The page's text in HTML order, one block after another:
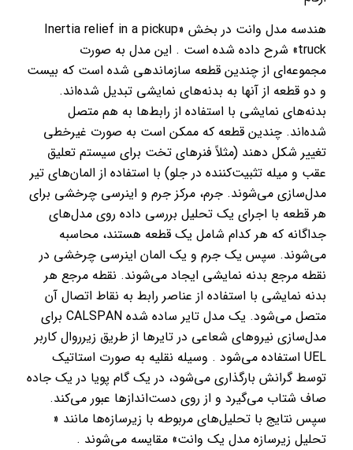
هندسه مدل وانت در بخش «Inertia relief in a pickup
truck» شرح داده شده است . این مدل به صورت
مجموعه‌ای از چندین قطعه سازماندهی شده است که بیست
و دو قطعه از آنها به بدنه‌های نمایشی تبدیل شده‌اند.
بدنه‌های نمایشی با استفاده از رابط‌ها به هم متصل
شده‌اند. چندین قطعه که ممکن است به صورت غیرخطی
تغییر شکل دهند (مثلاً فنرهای تخت برای سیستم تعلیق
عقب و میله تثبیت‌کننده در جلو) با استفاده از المان‌های تیر
مدل‌سازی می‌شوند. جرم، مرکز جرم و اینرسی چرخشی برای
هر قطعه با اجرای یک تحلیل بررسی داده روی مدل‌های
جداگانه که هر کدام شامل یک قطعه هستند، محاسبه
می‌شوند. سپس یک جرم و یک المان اینرسی چرخشی در
نقطه مرجع بدنه نمایشی ایجاد می‌شوند. نقطه مرجع هر
بدنه نمایشی با استفاده از عناصر رابط به نقاط اتصال آن
متصل می‌شود. یک مدل تایر ساده شده CALSPAN برای
مدل‌سازی نیروهای شعاعی در تایرها از طریق زیرروال کاربر
UEL استفاده می‌شود . وسیله نقلیه به صورت استاتیک
توسط گرانش بارگذاری می‌شود، در یک گام پویا در یک جاده
صاف شتاب می‌گیرد و از روی دست‌اندازها عبور می‌کند.
سپس نتایج با تحلیل‌های مربوطه با زیرسازه‌ها مانند «
تحلیل زیرسازه مدل یک وانت» مقایسه می‌شوند .